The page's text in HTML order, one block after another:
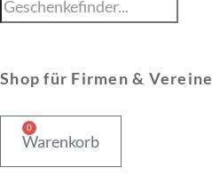
Shop für Firmen & Vereine
0
Warenkorb